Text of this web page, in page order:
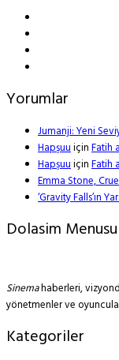
Yorumlar
Jumanji: Yeni
HapşuuiçinFatih
HapşuuiçinFatih
Emma Stone,
‘Gravity Falls’ın
Dolasim Menusu
Sinemahaberleri,
yönetmenler ve
Kategoriler